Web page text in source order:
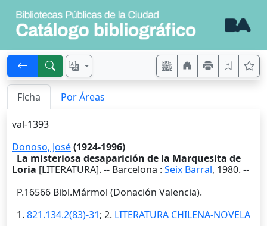
Ficha Por Áreas
val-1393
Donoso, José(1924-1996)
La misteriosa desaparición de la Marquesita de
Loria [LITERATURA]. -- Barcelona : Seix Barral, 1980. --
P.16566 Bibl.Mármol (Donación Valencia).
1. 821.134.2(83)-31; 2. LITERATURA CHILENA-NOVELA